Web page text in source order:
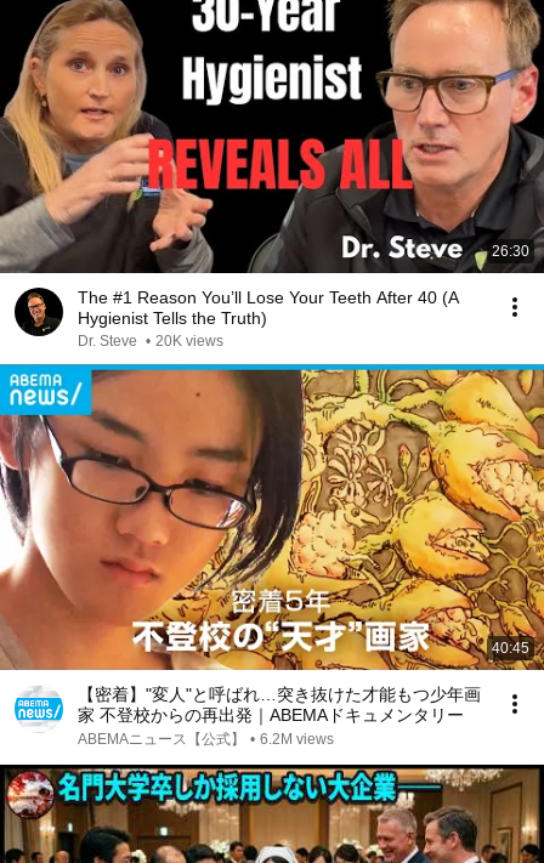
26:30
The #1 Reason You’ll Lose Your Teeth After 40 (A
Hygienist Tells the Truth)
Dr. Steve • 20K views
40:45
【密着】"変人"と呼ばれ…突き抜けた才能もつ少年画
家 不登校からの再出発｜ABEMAドキュメンタリー
ABEMAニュース【公式】 • 6.2M views